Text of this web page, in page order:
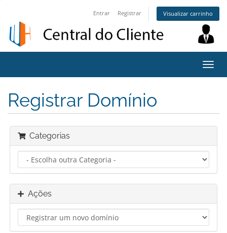
Entrar Registrar Visualizar carrinho
Registrar Domínio
Categorias
Ações